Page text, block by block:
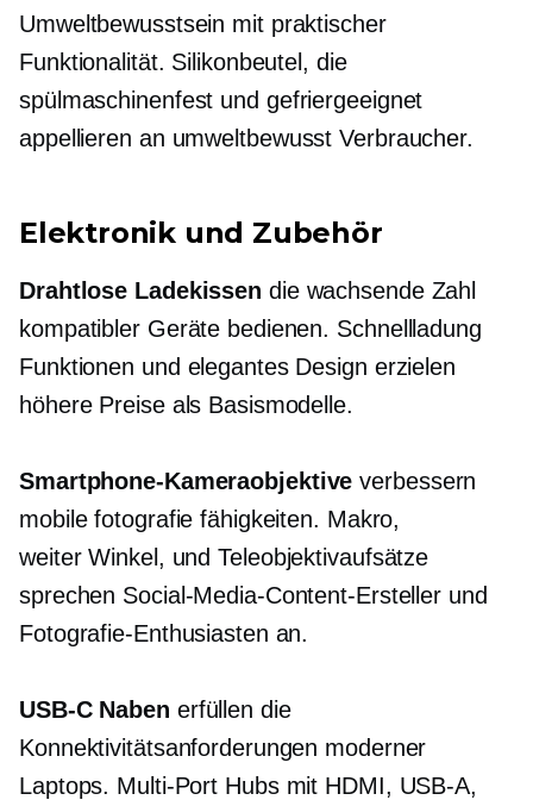
Umweltbewusstsein mit praktischer
Funktionalität. Silikonbeutel, die
spülmaschinenfest und gefriergeeignet
appellieren an umweltbewusst Verbraucher.
Elektronik und Zubehör
Drahtlose Ladekissen die wachsende Zahl
kompatibler Geräte bedienen. Schnellladung
Funktionen und elegantes Design erzielen
höhere Preise als Basismodelle.
Smartphone-Kameraobjektive verbessern
mobile fotografie fähigkeiten. Makro,
weiter Winkel, und Teleobjektivaufsätze
sprechen Social-Media-Content-Ersteller und
Fotografie-Enthusiasten an.
USB-CNaben erfüllen die
Konnektivitätsanforderungen moderner
Laptops. Multi-Port Hubs mit HDMI, USB-A,